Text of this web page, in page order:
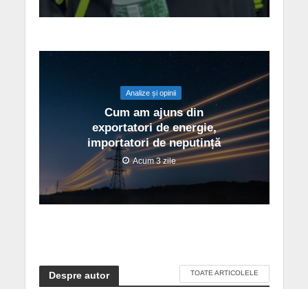
Analize și opinii
Cum am ajuns din
exportatori de energie,
importatori de neputință
Acum 3 zile
Despre autor TOATE ARTICOLELE